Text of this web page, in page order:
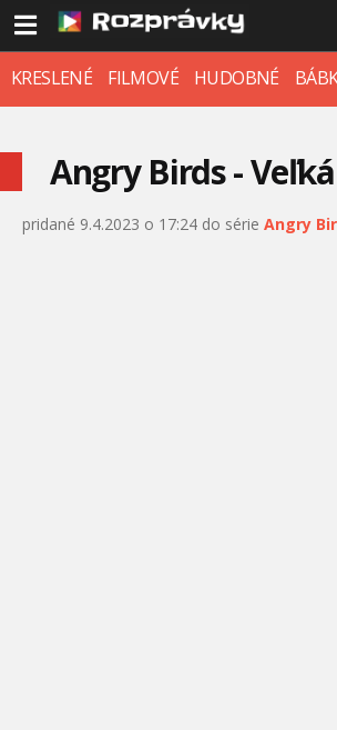
KRESLENÉ FILMOVÉ HUDOBNÉ
Angry Birds -
pridané 9.4.2023 o 17:24 do série Angry